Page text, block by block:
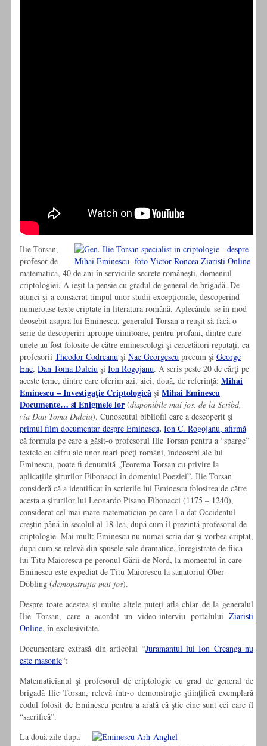
Ilie Torsan,
profesor de
matematică, 40 de ani în serviciile secrete româneşti, domeniul
criptologiei. A ieşit la pensie cu gradul de general de brigadă. De
atunci şi-a consacrat timpul unor studii excepţionale, descoperind
numeroase texte criptate în literatura română. Aplecându-se în mod
deosebit asupra lui Eminescu, generalul Torsan a reuşit să facă o
serie de descoperiri aproape uimitoare, pentru profani, dintre care
unele au fost folosite de către eminescologi şi cercetători reputaţi, ca
profesorii Theodor Codreanu şi Nae Georgescu precum şi George
Ene, Dan Toma Dulciu şi Ion Rogojanu. A scris peste 20 de cărţi pe
aceste teme, dintre care oferim azi, aici, două, de referinţă: Mihai
Eminescu – Investigaţie Criptologică şi Mihai Eminescu
Documente… si Enigmele lor (disponibile mai jos, de la Scribd,
via Dan Toma Dulciu). Cunoscutul bibliofil care a descoperit şi
primul film documentar despre Eminescu, Ion C. Rogojanu, afirmă
că formula pe care a găsit-o profesorul Ilie Torsan pentru a “sparge”
textele cu cifru ale unor mari poeţi români, îndeosebi ale lui
Eminescu, poate fi denumită „Teorema Torsan cu privire la
aplicaţiile şirurilor Fibonacci în domeniul Poeziei”. Ilie Torsan
consideră că a identificat în scrierile lui Eminescu folosirea de către
acesta a şirurilor lui Leonardo Pisano Fibonacci (1175 – 1240),
considerat cel mai mare matematician pe care l-a dat Occidentul
creştin până în secolul al 18-lea, după cum îl prezintă profesorul de
criptologie. Mai mult: Eminescu nu numai scria dar şi vorbea criptat,
după cum se relevă din spusele sale dramatice, înregistrate de fiica
lui Titu Maiorescu pe peronul Gării de Nord, la momentul în care
Eminescu este expediat de Titu Maiorescu la sanatoriul Ober-
Döbling (demonstraţia mai jos).
Despre toate acestea şi multe altele puteţi afla chiar de la generalul
Ilie Torsan, care a acordat un video-interviu portalului Ziaristi
Online, în exclusivitate.
Documentare extrasă din articolul “Juramantul lui Ion Creanga nu
este masonic“:
Matematicianul şi profesorul de criptologie cu grad de general de
brigadă Ilie Torsan, relevă într-o demonstraţie ştiinţifică exemplară
codul folosit de Eminescu pentru a arată că ştie cine sunt cei care îl
“sacrifică”.
La două zile după